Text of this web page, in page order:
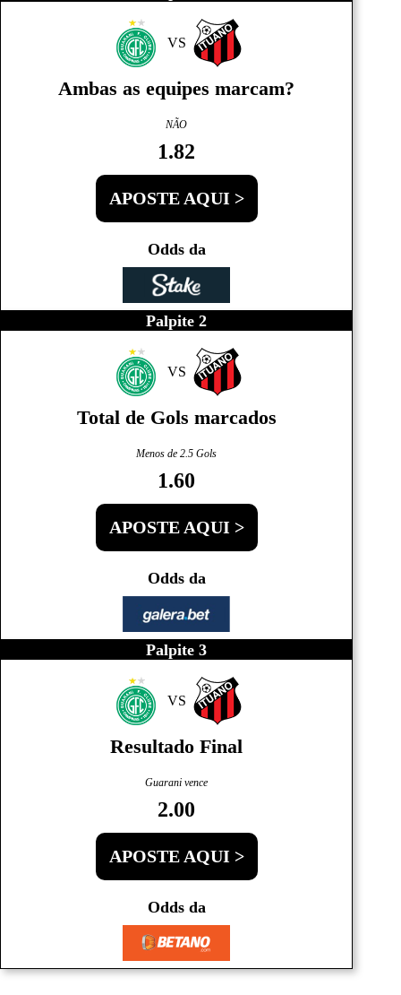
VS
Ambas as equipes marcam?
NÃO
1.82
APOSTE AQUI >
Odds da
Palpite 2
VS
Total de Gols marcados
Menos de 2.5 Gols
1.60
APOSTE AQUI >
Odds da
Palpite 3
VS
Resultado Final
Guarani vence
2.00
APOSTE AQUI >
Odds da